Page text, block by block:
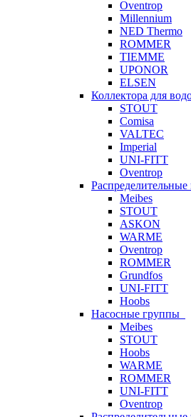
Oventrop
Millennium
NED Thermo
ROMMER
TIEMME
UPONOR
ELSEN
Коллектора для
STOUT
Comisa
VALTEC
Imperial
UNI-FITT
Oventrop
Распределительные
Meibes
STOUT
ASKON
WARME
Oventrop
ROMMER
Grundfos
UNI-FITT
Hoobs
Насосные группы
Meibes
STOUT
Hoobs
WARME
ROMMER
UNI-FITT
Oventrop